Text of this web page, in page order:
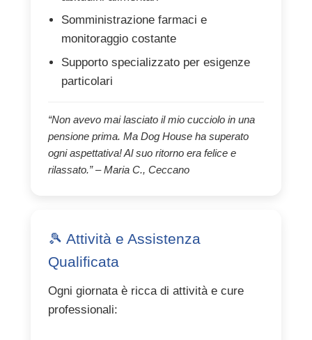
Somministrazione farmaci e
monitoraggio costante
Supporto specializzato per esigenze
particolari
“Non avevo mai lasciato il mio cucciolo in una
pensione prima. Ma Dog House ha superato
ogni aspettativa! Al suo ritorno era felice e
rilassato.” – Maria C., Ceccano
🎾 Attività e Assistenza
Qualificata
Ogni giornata è ricca di attività e cure
professionali: